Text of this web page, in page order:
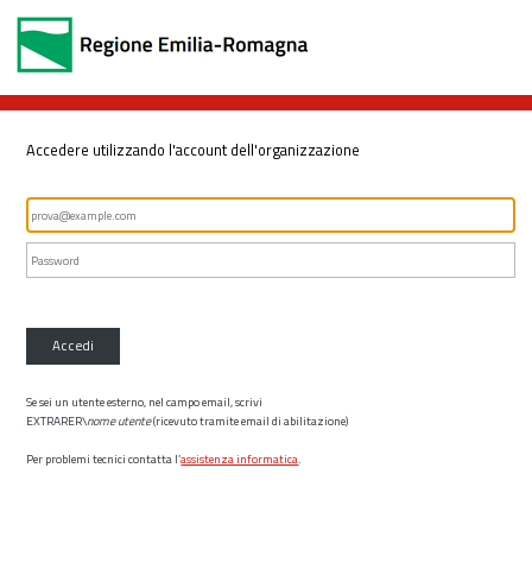
Accedere utilizzando l'account dell'organizzazione
Accedi
Se sei un utente esterno, nel campo email, scrivi
EXTRARER\nome utente(ricevuto tramite email di abilitazione)
Per problemi tecnici contatta l’assistenza informatica.